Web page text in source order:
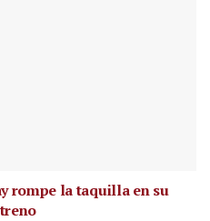
rompe la taquilla en su